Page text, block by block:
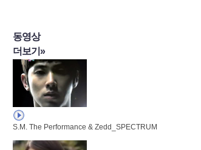
동영상
더보기»
S.M. The Performance & Zedd_SPECTRUM